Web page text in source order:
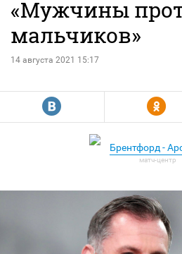
«Мужчины
мальчиков»
14 августа 2021 15:17
R Y
Брентфорд -